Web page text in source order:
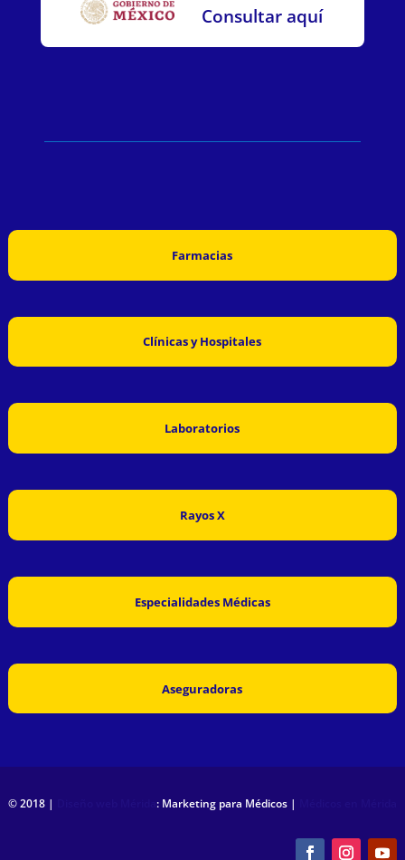
Consultar aquí
Farmacias
Clínicas y Hospitales
Laboratorios
Rayos X
Especialidades Médicas
Aseguradoras
© 2018 | : Marketing para Médicos |